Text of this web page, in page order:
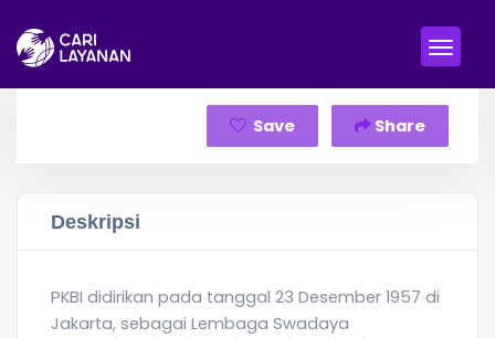
Save Share
Deskripsi
PKBI didirikan pada tanggal 23 Desember 1957 di
Jakarta, sebagai Lembaga Swadaya